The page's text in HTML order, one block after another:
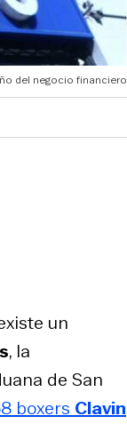
del negocio financiero
un
, la
de San
boxers Clavin